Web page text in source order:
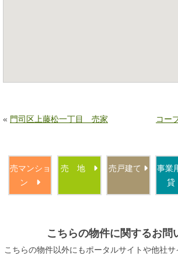
« 門司区上藤松一丁目 売家 コー
売マンショ
ン
売 地 売戸建て
事業
こちらの物件に関するお問
こちらの物件以外にもポータルサイトや他社